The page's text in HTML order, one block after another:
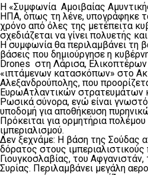
Η «Συμφωνία Αμοιβαίας
ΗΠΑ, όπως τη λένε, υπογράφηκε
χρόνο από όλες της μετέπειτα
σχεδιάζεται να γίνει πολυετής
Η συμφωνία θα περιλαμβάνει τη
βάσεις που δημιούργησε η
Drones στη Λάρισα,
«ιπτάμενων κατασκόπων» στο
Αλεξανδρούπολης, που
ΕυρωΑτλαντικών στρατευμάτων
Ρωσικά σύνορα, ενώ είναι
υποδομή για αποθήκευση
Πρόκειται για ορμητήρια
ιμπεριαλισμού.
Δεν ξεχνάμε: Η βάση της Σούδας
δόρατος στους
Γιουγκοσλαβίας, του Αφγανιστάν,
Συρίας. Περιλαμβάνει μεγάλη